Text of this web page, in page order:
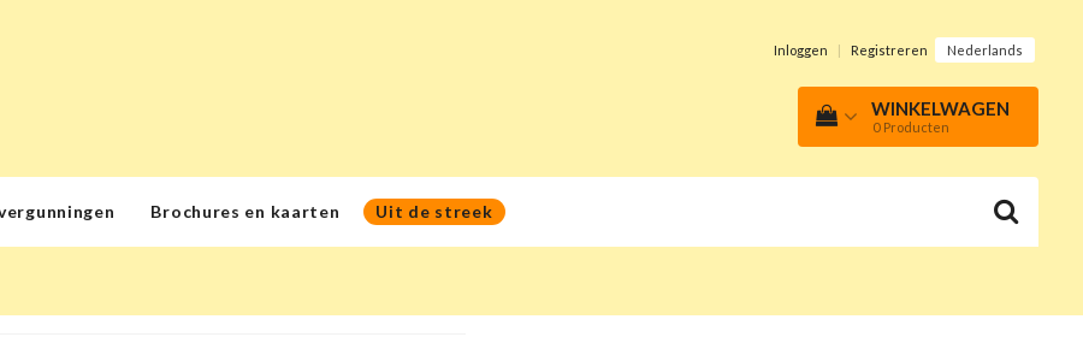
Inloggen | Registreren Nederlands
WINKELWAGEN
0 Producten
Brochures en kaarten Uit de streek